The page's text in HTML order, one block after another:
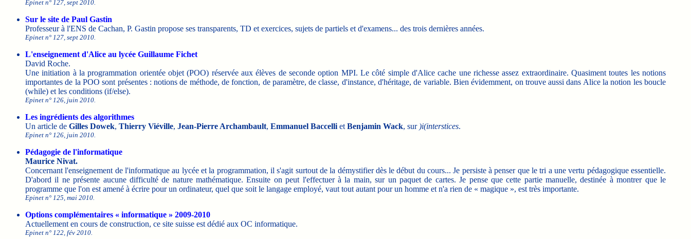
Epinet n° 127, sept 2010.
Sur le site de Paul Gastin
Professeur à l'ENS de Cachan, P. Gastin propose ses transparents, TD et exercices, sujets de partiels et d'examens... des trois dernières années.
Epinet n° 127, sept 2010.
L'enseignement d'Alice au lycée Guillaume Fichet
David Roche.
Une initiation à la programmation orientée objet (POO) réservée aux élèves de seconde option MPI. Le côté simple d'Alice cache une richesse assez extraordinaire. Quasiment toutes les notions
importantes de la POO sont présentes : notions de méthode, de fonction, de paramètre, de classe, d'instance, d'héritage, de variable. Bien évidemment, on trouve aussi dans Alice la notion les boucle
(while) et les conditions (if/else).
Epinet n° 126, juin 2010.
Les ingrédients des algorithmes
Un article de Gilles Dowek, Thierry Viéville, Jean-Pierre Archambault, Emmanuel Baccelli et Benjamin Wack, sur)i(interstices.
Epinet n° 126, juin 2010.
Pédagogie de l'informatique
Maurice Nivat.
Concernant l'enseignement de l'informatique au lycée et la programmation, il s'agit surtout de la démystifier dès le début du cours... Je persiste à penser que le tri a une vertu pédagogique essentielle.
D'abord il ne présente aucune difficulté de nature mathématique. Ensuite on peut l'effectuer à la main, sur un paquet de cartes. Je pense que cette partie manuelle, destinée à montrer que le
programme que l'on est amené à écrire pour un ordinateur, quel que soit le langage employé, vaut tout autant pour un homme et n'a rien de « magique », est très importante.
Epinet n° 125, mai 2010.
Options complémentaires « informatique » 2009-2010
Actuellement en cours de construction, ce site suisse est dédié aux OC informatique.
Epinet n° 122, fév 2010.